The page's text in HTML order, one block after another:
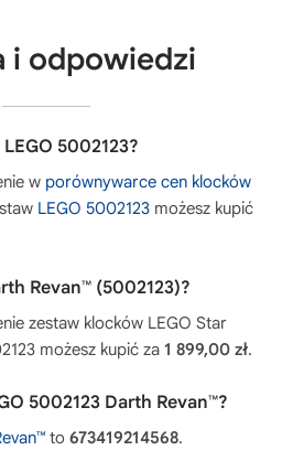
i odpowiedzi
5002123?
w porównywarce cen klocków
LEGO 5002123 możesz kupić
Revan™ (5002123)?
zestaw klocków LEGO Star
możesz kupić za 1 899,00 zł.
5002123 Darth Revan™?
to 673419214568.